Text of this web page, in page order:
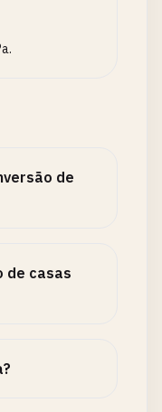
de
de casas